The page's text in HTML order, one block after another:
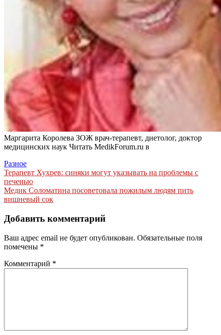
Маргарита Королева ЗОЖ врач-терапевт, диетолог, доктор
медицинских наук Читать MedikForum.ru в
Разное
Навигация
по
записям
Терапевт Хухрев: синяки могут указывать на проблемы с
печенью
Медик Соломатина посоветовала пожилым людям пить
вишневый сок
Добавить комментарий
Ваш адрес email не будет опубликован. Обязательные поля
помечены *
Комментарий *